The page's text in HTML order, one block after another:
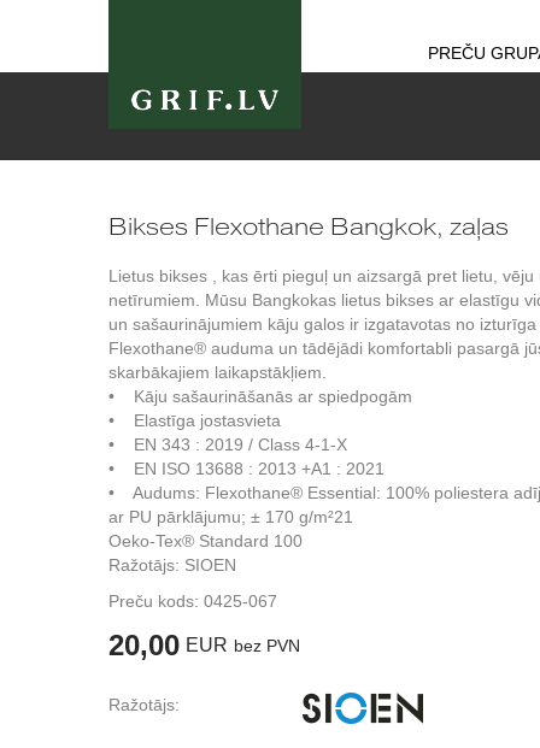
PREČU
Bikses Flexothane Bangkok, zaļas
Lietus bikses , kas ērti pieguļ un aizsargā pret lietu, vēju
netīrumiem. Mūsu Bangkokas lietus bikses ar elastīgu
un sašaurinājumiem kāju galos ir izgatavotas no izturīga
Flexothane® auduma un tādējādi komfortabli pasargā
skarbākajiem laikapstākļiem.
• Kāju sašaurināšanās ar spiedpogām
• Elastīga jostasvieta
• EN 343 : 2019 / Class 4-1-X
• EN ISO 13688 : 2013 +A1 : 2021
• Audums: Flexothane® Essential: 100% poliestera
ar PU pārklājumu; ± 170 g/m²21
Oeko-Tex® Standard 100
Ražotājs: SIOEN
Preču kods: 0425-067
20,00 EUR bez PVN
Ražotājs: